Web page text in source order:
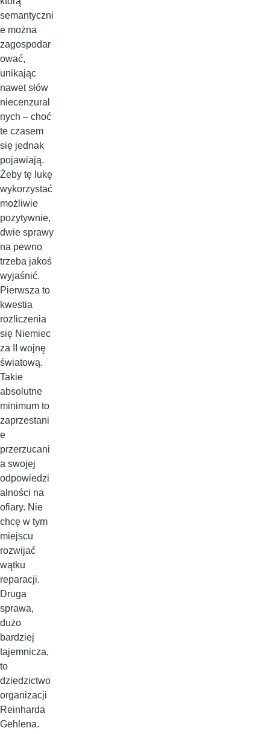
semantyczni
e można
zagospodar
ować,
unikając
nawet słów
niecenzural
nych – choć
te czasem
się jednak
pojawiają.
Żeby tę lukę
wykorzystać
możliwie
pozytywnie,
dwie sprawy
na pewno
trzeba jakoś
wyjaśnić.
Pierwsza to
kwestia
rozliczenia
się Niemiec
za II wojnę
światową.
Takie
absolutne
minimum to
zaprzestani
e
przerzucani
a swojej
odpowiedzi
alności na
ofiary. Nie
chcę w tym
miejscu
rozwijać
wątku
reparacji.
Druga
sprawa,
dużo
bardziej
tajemnicza,
to
dziedzictwo
organizacji
Reinharda
Gehlena.